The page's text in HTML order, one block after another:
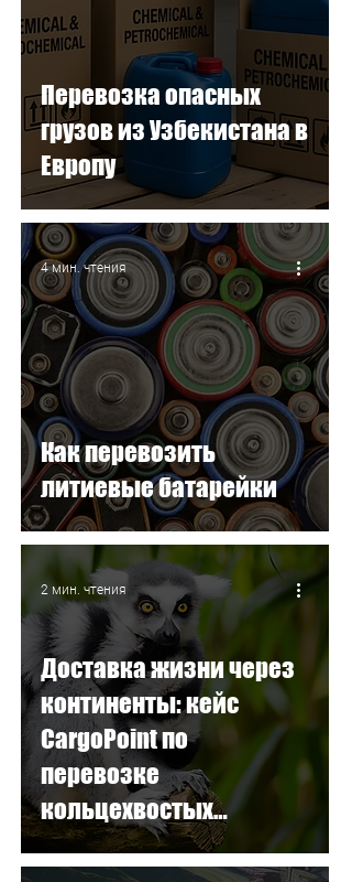
Перевозка опасных
грузов из Узбекистана в
Европу
Как перевозить
литиевые батарейки
4 мин. чтения
Доставка жизни через
континенты: кейс
CargoPoint по
перевозке
кольцехвостых
лемуров
2 мин. чтения